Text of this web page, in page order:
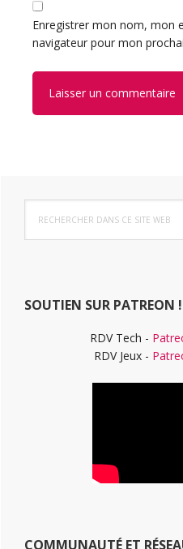
Enregistrer mon nom, mon
navigateur pour mon
Barre
latérale
dans
ce
SOUTIEN SUR PATREON !
RDV Tech -
RDV Jeux -
COMMUNAUTÉ ET